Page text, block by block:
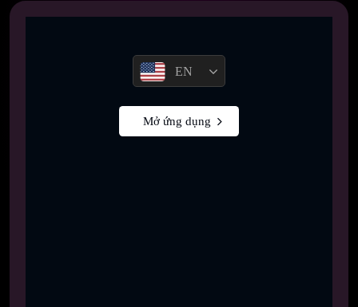
EN
Mở ứng dụng